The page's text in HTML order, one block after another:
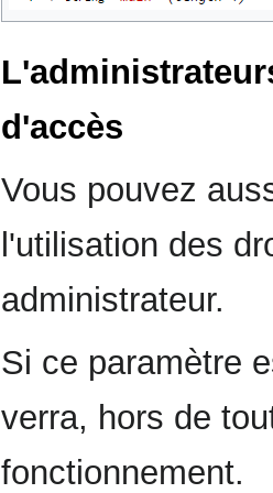
d'accès
Vous pouvez
l'utilisation des
administrateur.
Si ce paramètre
verra, hors de
fonctionnement.